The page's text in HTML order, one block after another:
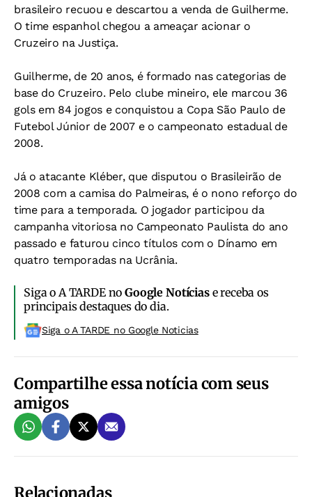
brasileiro recuou e descartou a venda de Guilherme.
O time espanhol chegou a ameaçar acionar o
Cruzeiro na Justiça.
Guilherme, de 20 anos, é formado nas categorias de
base do Cruzeiro. Pelo clube mineiro, ele marcou 36
gols em 84 jogos e conquistou a Copa São Paulo de
Futebol Júnior de 2007 e o campeonato estadual de
2008.
Já o atacante Kléber, que disputou o Brasileirão de
2008 com a camisa do Palmeiras, é o nono reforço do
time para a temporada. O jogador participou da
campanha vitoriosa no Campeonato Paulista do ano
passado e faturou cinco títulos com o Dínamo em
quatro temporadas na Ucrânia.
Siga o A TARDE noGoogle Notíciase receba os
principais destaques do dia.
Siga o A TARDE no Google Noticias
Compartilhe essa notícia com seus
amigos
Relacionadas